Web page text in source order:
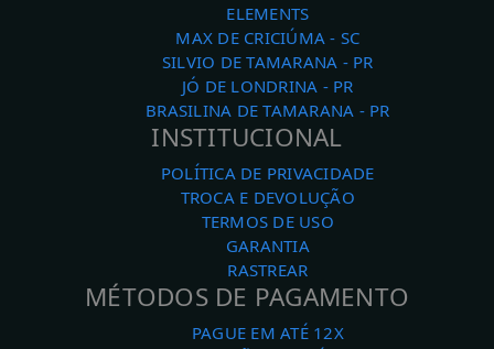
ELEMENTS
MAX DE CRICIÚMA - SC
SILVIO DE TAMARANA - PR
JÓ DE LONDRINA - PR
BRASILINA DE TAMARANA - PR
INSTITUCIONAL
POLÍTICA DE PRIVACIDADE
TROCA E DEVOLUÇÃO
TERMOS DE USO
GARANTIA
RASTREAR
MÉTODOS DE PAGAMENTO
PAGUE EM ATÉ 12X